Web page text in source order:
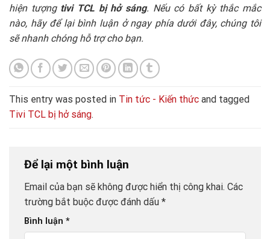
hiện tượngtivi TCL bị hở sáng. Nếu có bất kỳ thắc mắc
nào, hãy để lại bình luận ở ngay phía dưới đây, chúng tôi
sẽ nhanh chóng hỗ trợ cho bạn.
This entry was posted in Tin tức - Kiến thức and tagged
Tivi TCL bị hở sáng.
Để lại một bình luận
Email của bạn sẽ không được hiển thị công khai. Các
trường bắt buộc được đánh dấu *
Bình luận *